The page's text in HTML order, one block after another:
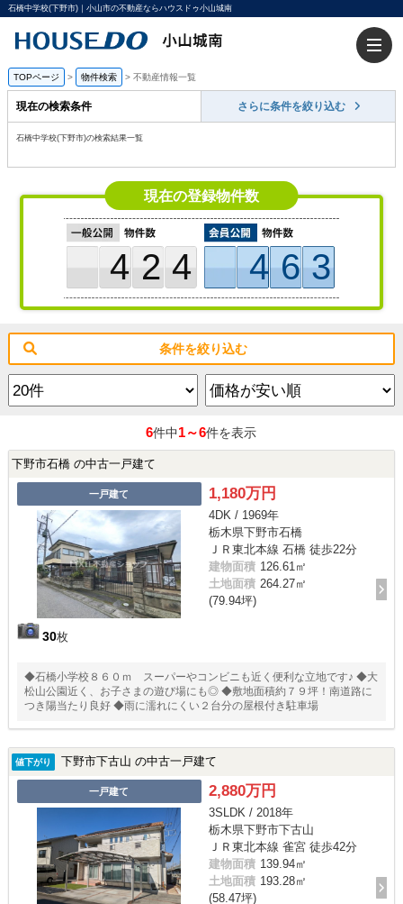
石橋中学校(下野市)｜小山市の不動産ならハウスドゥ小山城南
TOPページ > 物件検索 > 不動産情報一覧
現在の検索条件 さらに条件を絞り込む
石橋中学校(下野市)の検索結果一覧
現在の登録物件数
424 463
条件を絞り込む
6件中1～6件を表示
下野市石橋 の中古一戸建て
一戸建て
30枚
1,180万円
4DK / 1969年
栃木県下野市石橋
ＪＲ東北本線 石橋 徒歩22分
建物面積 126.61㎡
土地面積 264.27㎡
(79.94坪)
◆石橋小学校８６０ｍ スーパーやコンビニも近く便利な立地です♪ ◆大
松山公園近く、お子さまの遊び場にも◎ ◆敷地面積約７９坪！南道路に
つき陽当たり良好 ◆雨に濡れにくい２台分の屋根付き駐車場
値下がり 下野市下古山 の中古一戸建て
一戸建て 2,880万円
3SLDK / 2018年
栃木県下野市下古山
ＪＲ東北本線 雀宮 徒歩42分
建物面積 139.94㎡
土地面積 193.28㎡
(58.47坪)